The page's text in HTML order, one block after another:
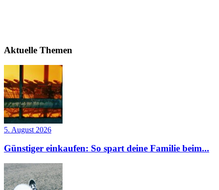
Aktuelle Themen
5. August 2026
Günstiger einkaufen: So spart deine Familie beim...